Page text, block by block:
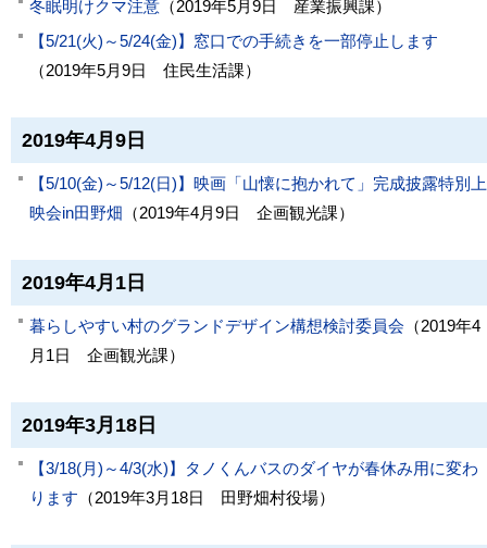
冬眠明けクマ注意 （2019年5月9日 産業振興課）
【5/21(火)～5/24(金)】窓口での手続きを一部停止します
（2019年5月9日 住民生活課）
2019年4月9日
【5/10(金)～5/12(日)】映画「山懐に抱かれて」完成披露特別上
映会in田野畑 （2019年4月9日 企画観光課）
2019年4月1日
暮らしやすい村のグランドデザイン構想検討委員会 （2019年4
月1日
企画観光課）
2019年3月18日
【3/18(月)～4/3(水)】タノくんバスのダイヤが春休み用に変わ
ります （2019年3月18日 田野畑村役場）